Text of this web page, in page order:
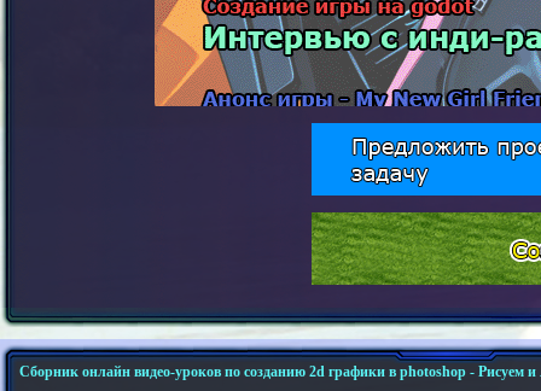
Сборник онлайн видео-уроков по созданию 2d графики в photoshop - Рисуем